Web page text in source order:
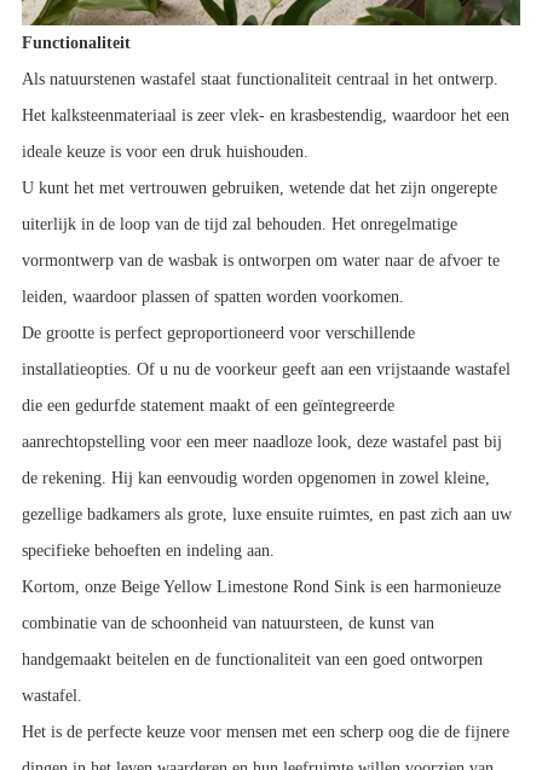
Functionaliteit
Als natuurstenen wastafel staat functionaliteit centraal in het ontwerp.
Het kalksteenmateriaal is zeer vlek- en krasbestendig, waardoor het een
ideale keuze is voor een druk huishouden.
U kunt het met vertrouwen gebruiken, wetende dat het zijn ongerepte
uiterlijk in de loop van de tijd zal behouden. Het onregelmatige
vormontwerp van de wasbak is ontworpen om water naar de afvoer te
leiden, waardoor plassen of spatten worden voorkomen.
De grootte is perfect geproportioneerd voor verschillende
installatieopties. Of u nu de voorkeur geeft aan een vrijstaande wastafel
die een gedurfde statement maakt of een geïntegreerde
aanrechtopstelling voor een meer naadloze look, deze wastafel past bij
de rekening. Hij kan eenvoudig worden opgenomen in zowel kleine,
gezellige badkamers als grote, luxe ensuite ruimtes, en past zich aan uw
specifieke behoeften en indeling aan.
Kortom, onze Beige Yellow Limestone Rond Sink is een harmonieuze
combinatie van de schoonheid van natuursteen, de kunst van
handgemaakt beitelen en de functionaliteit van een goed ontworpen
wastafel.
Het is de perfecte keuze voor mensen met een scherp oog die de fijnere